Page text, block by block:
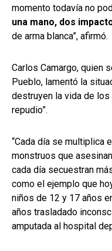
momento todavía no
una mano, dos
de arma blanca”, afirmó.
Carlos Camargo, quien
Pueblo, lamentó la
destruyen la vida de
repudio”.
“Cada día se multiplica
monstruos que
cada día secuestran
como el ejemplo que
niños de 12 y 17 años
años trasladado
amputada al hospital